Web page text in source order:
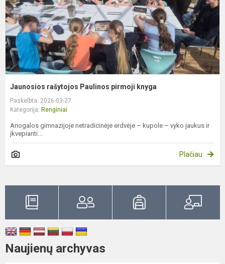
Jaunosios rašytojos Paulinos pirmoji knyga
Paskelbta: 2026-03-27
Kategorija: Renginiai
Ariogalos gimnazijoje netradicinėje erdvėje – kupole – vyko jaukus ir
įkvepianti...
Plačiau
Naujienų archyvas